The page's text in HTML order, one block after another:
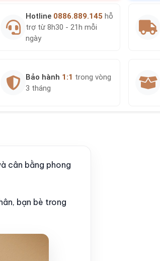
Hotline 0886.889.145 hỗ
trợ từ 8h30 - 21h mỗi
ngày
Bảo hành 1:1 trong vòng
3 tháng
cân bằng phong
bạn bè trong